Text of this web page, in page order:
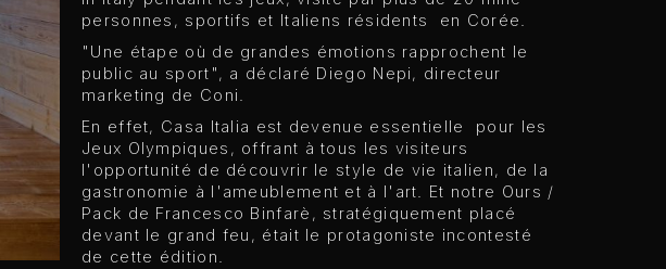
personnes, sportifs et Italiens résidents en Corée.
"Une étape où de grandes émotions rapprochent le
public au sport", a déclaré Diego Nepi, directeur
marketing de Coni.
En effet, Casa Italia est devenue essentielle pour les
Jeux Olympiques, offrant à tous les visiteurs
l'opportunité de découvrir le style de vie italien, de la
gastronomie à l'ameublement et à l'art. Et notre Ours /
Pack de Francesco Binfarè, stratégiquement placé
devant le grand feu, était le protagoniste incontesté
de cette édition.